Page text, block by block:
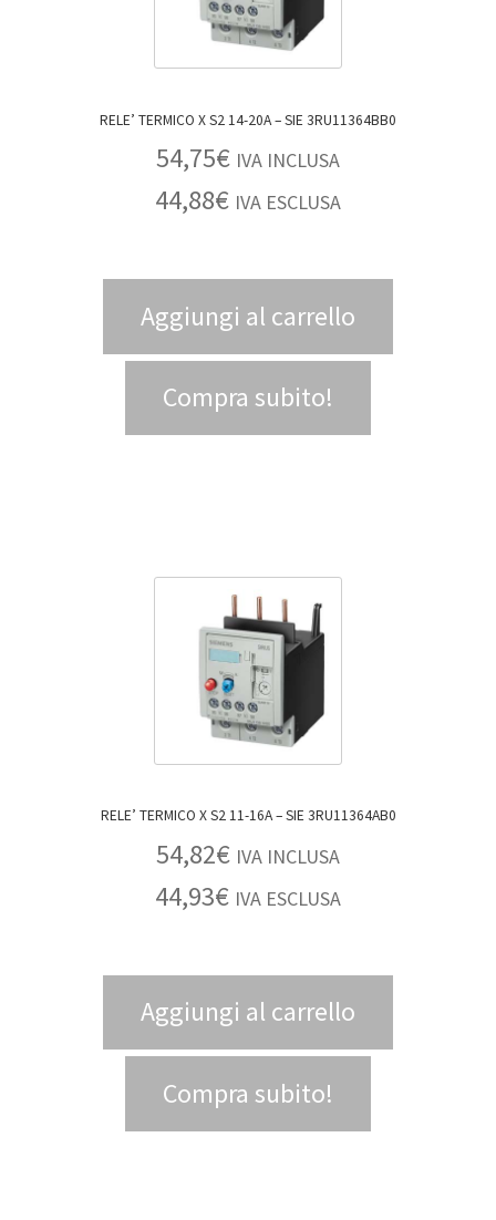
RELE’ TERMICO X S2 14-20A – SIE 3RU11364BB0
54,75€ IVA INCLUSA
44,88€ IVA ESCLUSA
Aggiungi al carrello
Compra subito!
RELE’ TERMICO X S2 11-16A – SIE 3RU11364AB0
54,82€ IVA INCLUSA
44,93€ IVA ESCLUSA
Aggiungi al carrello
Compra subito!